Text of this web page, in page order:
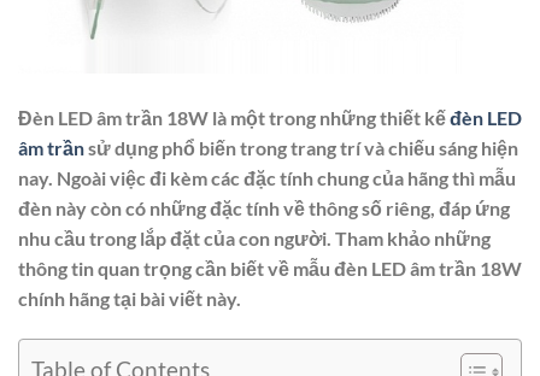
Đèn LED âm trần 18W là một trong những thiết kếđèn LED
âm trầnsử dụng phổ biến trong trang trí và chiếu sáng hiện
nay. Ngoài việc đi kèm các đặc tính chung của hãng thì mẫu
đèn này còn có những đặc tính về thông số riêng, đáp ứng
nhu cầu trong lắp đặt của con người. Tham khảo những
thông tin quan trọng cần biết về mẫu đèn LED âm trần 18W
chính hãng tại bài viết này.
Table of Contents